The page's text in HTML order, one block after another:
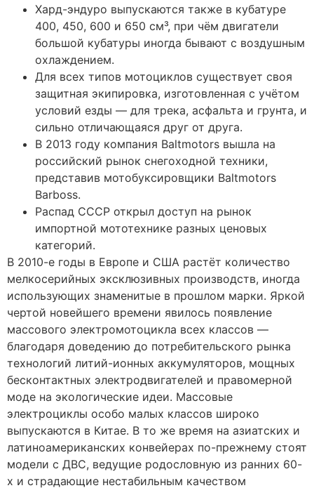
Хард-эндуро выпускаются также в кубатуре
400, 450, 600 и 650 см³, при чём двигатели
большой кубатуры иногда бывают с воздушным
охлаждением.
Для всех типов мотоциклов существует своя
защитная экипировка, изготовленная с учётом
условий езды — для трека, асфальта и грунта, и
сильно отличающаяся друг от друга.
В 2013 году компания Baltmotors вышла на
российский рынок снегоходной техники,
представив мотобуксировщики Baltmotors
Barboss.
Распад СССР открыл доступ на рынок
импортной мототехнике разных ценовых
категорий.
В 2010-е годы в Европе и США растёт количество
мелкосерийных эксклюзивных производств, иногда
использующих знаменитые в прошлом марки. Яркой
чертой новейшего времени явилось появление
массового электромотоцикла всех классов —
благодаря доведению до потребительского рынка
технологий литий-ионных аккумуляторов, мощных
бесконтактных электродвигателей и правомерной
моде на экологические идеи. Массовые
электроциклы особо малых классов широко
выпускаются в Китае. В то же время на азиатских и
латиноамериканских конвейерах по-прежнему стоят
модели с ДВС, ведущие родословную из ранних 60-
х и страдающие нестабильным качеством